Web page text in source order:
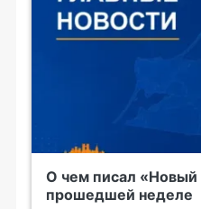
О чем писал «Новый
прошедшей неделе